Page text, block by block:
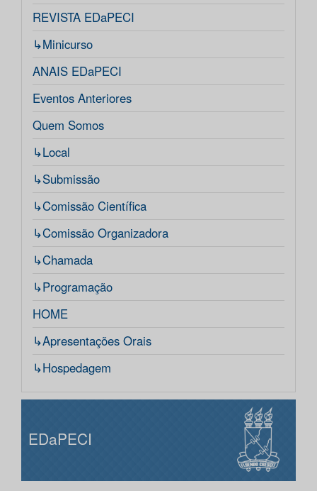
REVISTA EDaPECI
↳Minicurso
ANAIS EDaPECI
Eventos Anteriores
Quem Somos
↳Local
↳Submissão
↳Comissão Científica
↳Comissão Organizadora
↳Chamada
↳Programação
HOME
↳Apresentações Orais
↳Hospedagem
EDaPECI